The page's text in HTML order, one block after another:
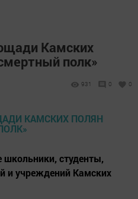
Камских
полк»
931 0 0
школьники, студенты,
и учреждений Камских